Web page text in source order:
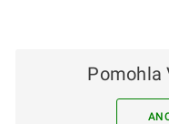
Pomohla